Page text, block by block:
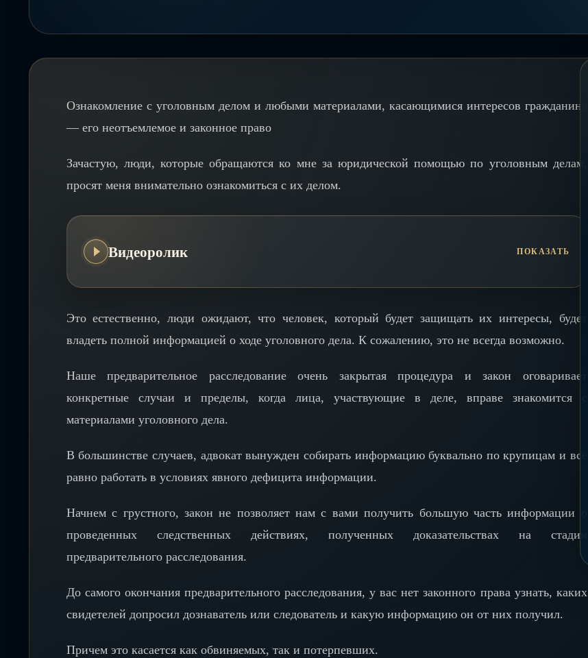
Ознакомление с уголовным делом и любыми материалами, касающимися интересов гражданина
— его неотъемлемое и законное право
Зачастую, люди, которые обращаются ко мне за юридической помощью по уголовным делам,
просят меня внимательно ознакомиться с их делом.
Видеоролик
Это естественно, люди ожидают, что человек, который будет защищать их интересы, будет
владеть полной информацией о ходе уголовного дела. К сожалению, это не всегда возможно.
Наше предварительное расследование очень закрытая процедура и закон оговаривает
конкретные случаи и пределы, когда лица, участвующие в деле, вправе знакомится с
материалами уголовного дела.
В большинстве случаев, адвокат вынужден собирать информацию буквально по крупицам и все
равно работать в условиях явного дефицита информации.
Начнем с грустного, закон не позволяет нам с вами получить большую часть информации о
проведенных следственных действиях, полученных доказательствах на стадии
предварительного расследования.
До самого окончания предварительного расследования, у вас нет законного права узнать, каких
свидетелей допросил дознаватель или следователь и какую информацию он от них получил.
Причем это касается как обвиняемых, так и потерпевших.